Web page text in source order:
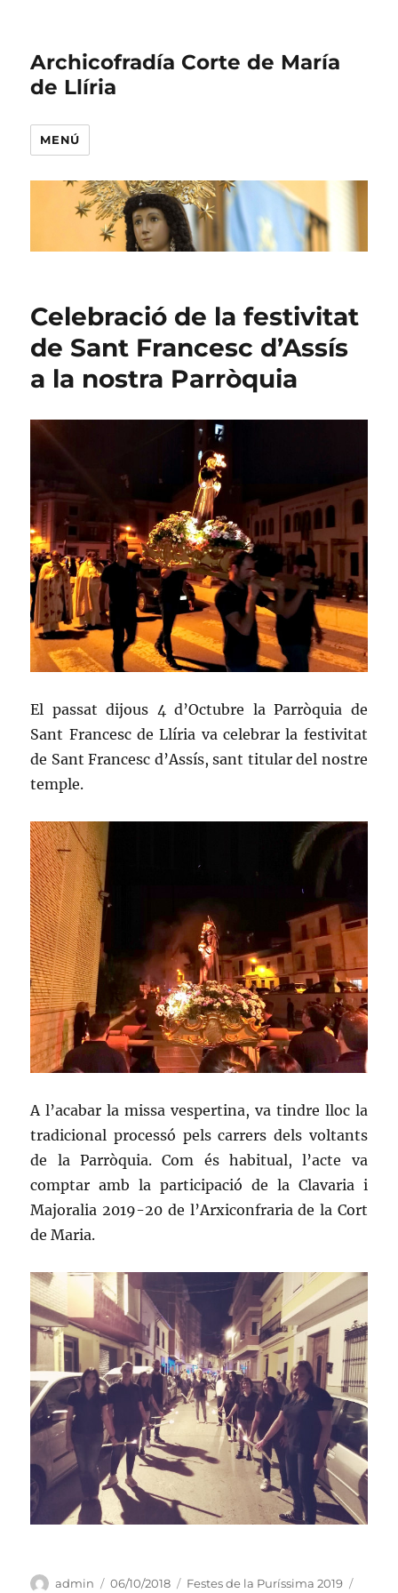
Archicofradía Corte de María
de Llíria
MENÚ
Celebració de la festivitat
de Sant Francesc d’Assís
a la nostra Parròquia
El passat dijous 4 d’Octubre la Parròquia de
Sant Francesc de Llíria va celebrar la festivitat
de Sant Francesc d’Assís, sant titular del nostre
temple.
A l’acabar la missa vespertina, va tindre lloc la
tradicional processó pels carrers dels voltants
de la Parròquia. Com és habitual, l’acte va
comptar amb la participació de la Clavaria i
Majoralia 2019-20 de l’Arxiconfraria de la Cort
de Maria.
Autor
admin Publicado
06/10/2018 Categorías
Festes de la Puríssima 2019